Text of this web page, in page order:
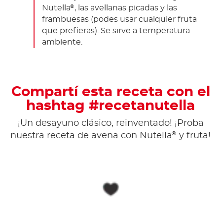
Nutella® , las avellanas picadas y las
frambuesas (podes usar cualquier fruta
que prefieras). Se sirve a temperatura
ambiente.
Compartí esta receta con el
hashtag #recetanutella
¡Un desayuno clásico, reinventado! ¡Proba
nuestra receta de avena con Nutella® y fruta!